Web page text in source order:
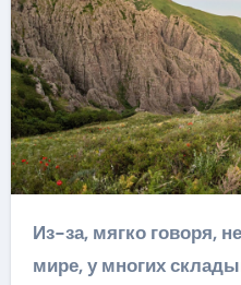
Из-за, мягко говоря, нестабильной ситуации в
мире, у многих